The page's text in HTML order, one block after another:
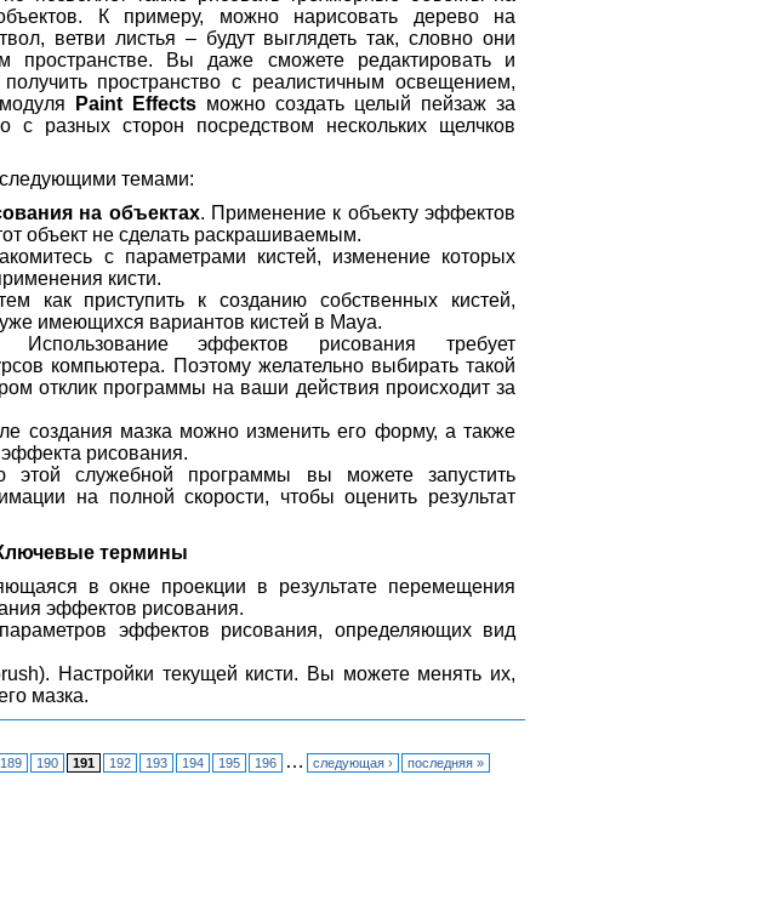
К примеру, можно нарисовать дерево на
ветви листья – будут выглядеть так, словно они
пространстве. Вы даже сможете редактировать и
пространство с реалистичным освещением,
Paint Effects можно создать целый пейзаж за
с разных сторон посредством нескольких щелчков
следующими темами:
на объектах. Применение к объекту эффектов
объект не сделать раскрашиваемым.
с параметрами кистей, изменение которых
кисти.
как приступить к созданию собственных кистей,
имеющихся вариантов кистей в Maya.
Использование эффектов рисования требует
компьютера. Поэтому желательно выбирать такой
отклик программы на ваши действия происходит за
создания мазка можно изменить его форму, а также
рисования.
служебной программы вы можете запустить
на полной скорости, чтобы оценить результат
термины
в окне проекции в результате перемещения
эффектов рисования.
эффектов рисования, определяющих вид
Настройки текущей кисти. Вы можете менять их,
мазка.
189 190 191 192 193 194 195 196 … следующая › последняя »